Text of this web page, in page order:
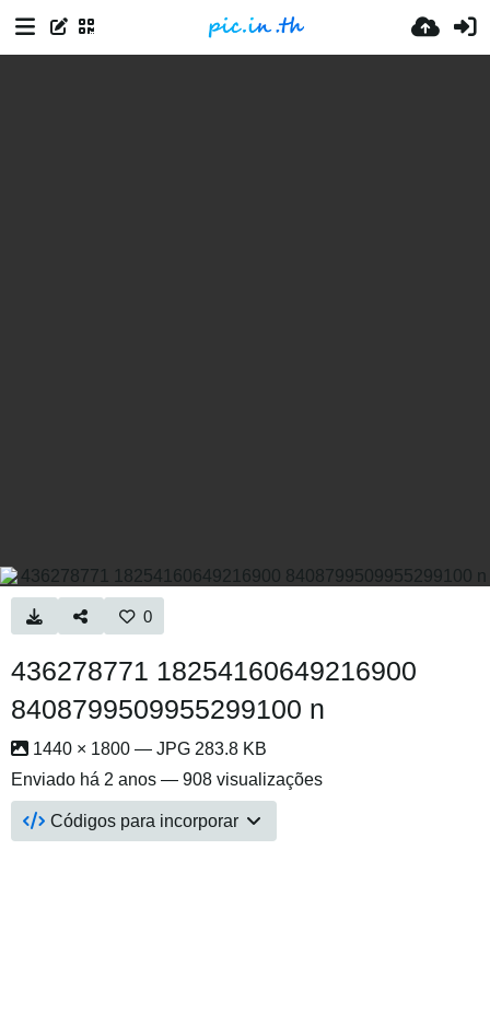
0
436278771 18254160649216900
8408799509955299100 n
1440 × 1800 — JPG 283.8 KB
Enviado há 2 anos — 908 visualizações
Códigos para incorporar